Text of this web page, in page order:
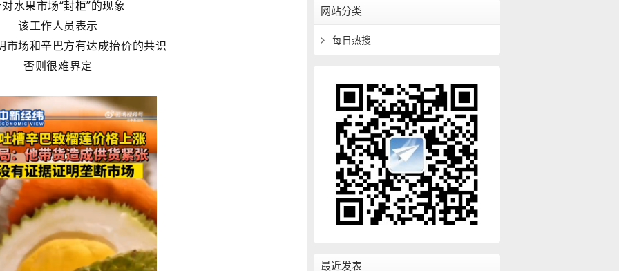
水果市场“封柜”的现象
该工作人员表示
市场和辛巴方有达成抬价的共识
否则很难界定
网站分类
每日热搜
最近发表